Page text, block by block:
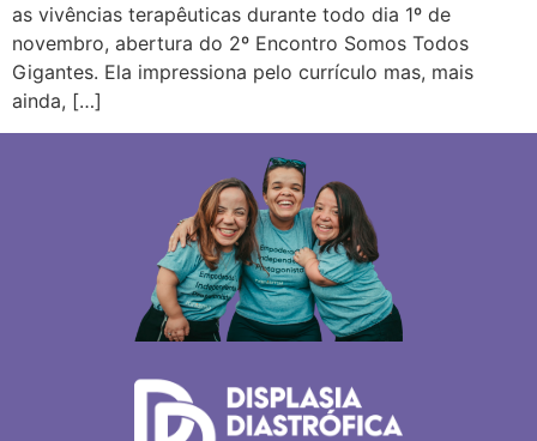
as vivências terapêuticas durante todo dia 1º de
novembro, abertura do 2º Encontro Somos Todos
Gigantes. Ela impressiona pelo currículo mas, mais
ainda, […]